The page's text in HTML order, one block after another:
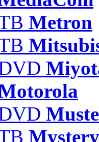
Metron
Mystery